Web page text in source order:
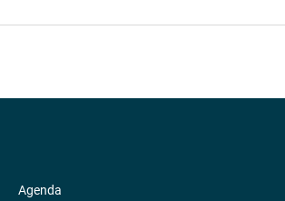
Agenda